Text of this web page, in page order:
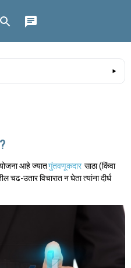
आहे ज्यातगुंतवणूकदार साठा (किंवा
चढ-उतार विचारात न घेता त्यांना दीर्घ